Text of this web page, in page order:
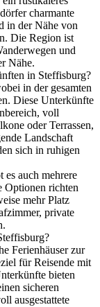
charmante
in der Nähe von
Die Region ist
und
Nähe.
in Steffisburg?
in der gesamten
Diese Unterkünfte
voll
oder Terrassen,
Landschaft
sich in ruhigen
es auch mehrere
Optionen richten
mehr Platz
private
Ferienhäuser zur
für Reisende mit
bieten
sicheren
ausgestattete